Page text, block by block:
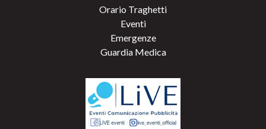
Orario Traghetti
Eventi
Emergenze
Guardia Medica